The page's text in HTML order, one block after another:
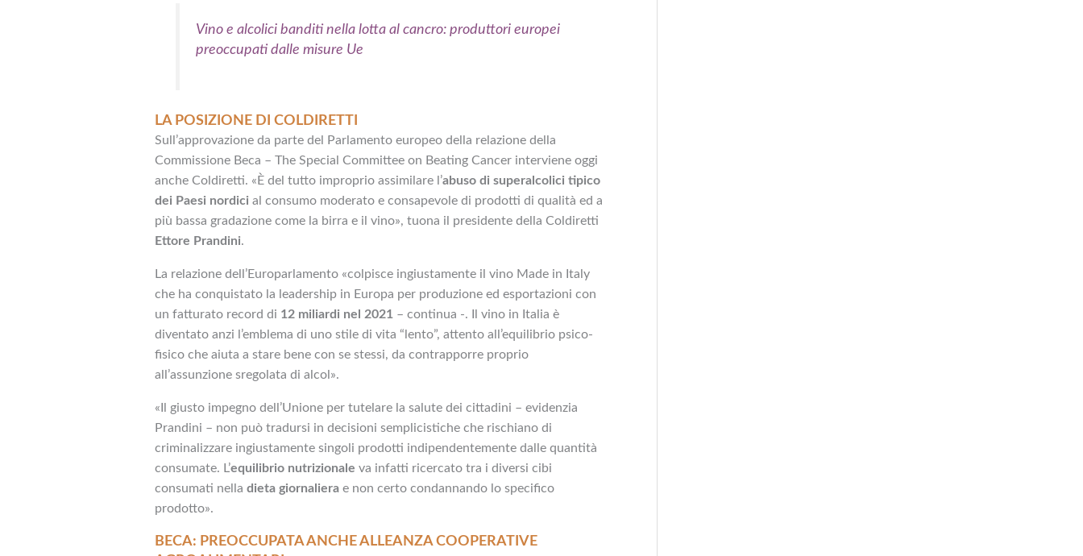
Vino e alcolici banditi nella lotta al cancro: produttori europei
preoccupati dalle misure Ue
LA POSIZIONE DI COLDIRETTI
Sull’approvazione da parte del Parlamento europeo della relazione della
Commissione Beca – The Special Committee on Beating Cancer interviene oggi
anche Coldiretti. «È del tutto improprio assimilare l’abuso di superalcolici tipico
dei Paesi nordici al consumo moderato e consapevole di prodotti di qualità ed a
più bassa gradazione come la birra e il vino», tuona il presidente della Coldiretti
Ettore Prandini.
La relazione dell’Europarlamento «colpisce ingiustamente il vino Made in Italy
che ha conquistato la leadership in Europa per produzione ed esportazioni con
un fatturato record di 12 miliardi nel 2021 – continua -. Il vino in Italia è
diventato anzi l’emblema di uno stile di vita “lento”, attento all’equilibrio psico-
fisico che aiuta a stare bene con se stessi, da contrapporre proprio
all’assunzione sregolata di alcol».
«Il giusto impegno dell’Unione per tutelare la salute dei cittadini – evidenzia
Prandini – non può tradursi in decisioni semplicistiche che rischiano di
criminalizzare ingiustamente singoli prodotti indipendentemente dalle quantità
consumate. L’equilibrio nutrizionale va infatti ricercato tra i diversi cibi
consumati nella dieta giornaliera e non certo condannando lo specifico
prodotto».
BECA: PREOCCUPATA ANCHE ALLEANZA COOPERATIVE